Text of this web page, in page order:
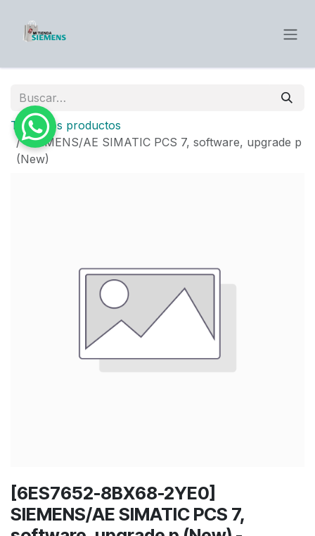
Todos los productos
SIEMENS/AE SIMATIC PCS 7, software, upgrade p
(New)
[6ES7652-8BX68-2YE0]
SIEMENS/AE SIMATIC PCS 7,